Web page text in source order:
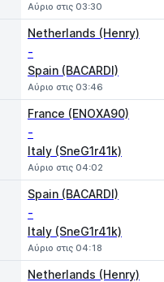
Αύριο στις 03:30
Netherlands (Henry)
-
Spain (BACARDI)
Αύριο στις 03:46
France (ENOXA90)
-
Italy (SneG1r41k)
Αύριο στις 04:02
Spain (BACARDI)
-
Italy (SneG1r41k)
Αύριο στις 04:18
Netherlands (Henry)